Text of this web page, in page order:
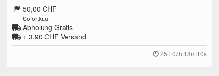
50,00 CHF
Sofortkauf
Abholung Gratis
+ 3,90 CHF Versand
25T 07h:18m:10s